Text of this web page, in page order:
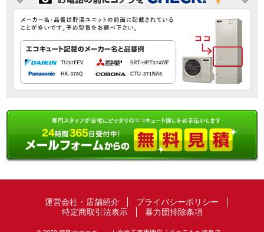
運営会社・店舗紹介
プライバシーポリシー
特定商取引法表示
暴力団排除条項